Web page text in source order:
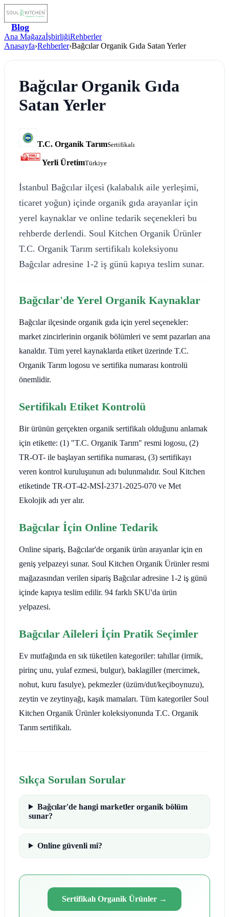
Blog
Ana MağazaİşbirliğiRehberler
Anasayfa›Rehberler›Bağcılar Organik Gıda Satan Yerler
Bağcılar Organik Gıda
Satan Yerler
T.C. Organik TarımSertifikalı
Yerli ÜretimTürkiye
İstanbul Bağcılar ilçesi (kalabalık aile yerleşimi,
ticaret yoğun) içinde organik gıda arayanlar için
yerel kaynaklar ve online tedarik seçenekleri bu
rehberde derlendi. Soul Kitchen Organik Ürünler
T.C. Organik Tarım sertifikalı koleksiyonu
Bağcılar adresine 1-2 iş günü kapıya teslim sunar.
Bağcılar'de Yerel Organik Kaynaklar
Bağcılar ilçesinde organik gıda için yerel seçenekler:
market zincirlerinin organik bölümleri ve semt pazarları ana
kanaldır. Tüm yerel kaynaklarda etiket üzerinde T.C.
Organik Tarım logosu ve sertifika numarası kontrolü
önemlidir.
Sertifikalı Etiket Kontrolü
Bir ürünün gerçekten organik sertifikalı olduğunu anlamak
için etikette: (1) "T.C. Organik Tarım" resmi logosu, (2)
TR-OT- ile başlayan sertifika numarası, (3) sertifikayı
veren kontrol kuruluşunun adı bulunmalıdır. Soul Kitchen
etiketinde TR-OT-42-MSİ-2371-2025-070 ve Met
Ekolojik adı yer alır.
Bağcılar İçin Online Tedarik
Online sipariş, Bağcılar'de organik ürün arayanlar için en
geniş yelpazeyi sunar. Soul Kitchen Organik Ürünler resmi
mağazasından verilen sipariş Bağcılar adresine 1-2 iş günü
içinde kapıya teslim edilir. 94 farklı SKU'da ürün
yelpazesi.
Bağcılar Aileleri İçin Pratik Seçimler
Ev mutfağında en sık tüketilen kategoriler: tahıllar (irmik,
pirinç unu, yulaf ezmesi, bulgur), baklagiller (mercimek,
nohut, kuru fasulye), pekmezler (üzüm/dut/keçiboynuzu),
zeytin ve zeytinyağı, kaşık mamaları. Tüm kategoriler Soul
Kitchen Organik Ürünler koleksiyonunda T.C. Organik
Tarım sertifikalı.
Sıkça Sorulan Sorular
Bağcılar'de hangi marketler organik bölüm
sunar?
Online güvenli mi?
Sertifikalı Organik Ürünler →